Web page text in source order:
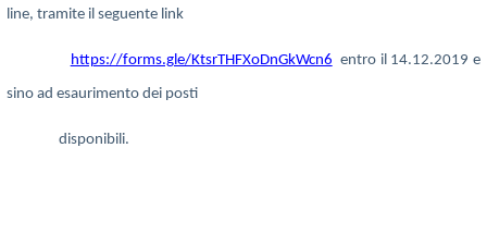
line, tramite il seguente link
https://forms.gle/KtsrTHFXoDnGkWcn6 entro il 14.12.2019 e
sino ad esaurimento dei posti
disponibili.